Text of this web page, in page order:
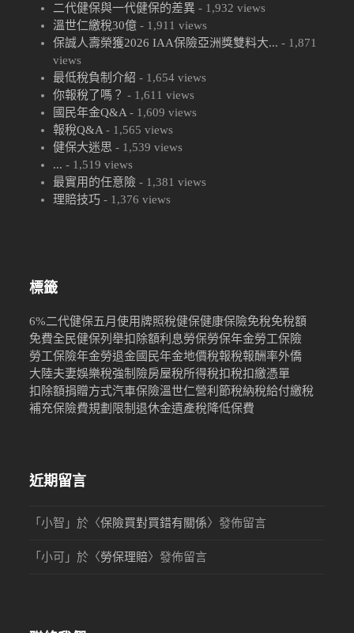
二代健保與一代健保的差異 - 1,932 views
溫世仁繳稅30億 - 1,911 views
保誠人壽榮獲2026 IAA保險亞洲獎雙料大... - 1,871
views
最低稅負制介紹 - 1,654 views
你報稅了嗎？ - 1,611 views
國民年金Q&A - 1,609 views
報稅Q&A - 1,565 views
健保大迷思 - 1,539 views
... - 1,519 views
最實用的任意險 - 1,381 views
理賠技巧 - 1,376 views
標籤
6%二代健保五月使用牌照稅健保健康保險免稅免稅額
免費全民健保列舉扣除額利息勞保勞保年金勞工保險
勞工保險年金勞退金國民年金地價稅報稅報酬率外僑
大陸夫妻娛樂稅強制險房屋稅所得稅扣稅扣繳憑單
扣除額捐贈方式汽車保險溫世仁營利節稅納稅給付繳稅
補充保險費規劃限制退休金遺產稅降低保費
近期留言
「小智 」於〈保險買對買錯有關係〉發佈留言
「小可 」於〈勞保理賠〉發佈留言